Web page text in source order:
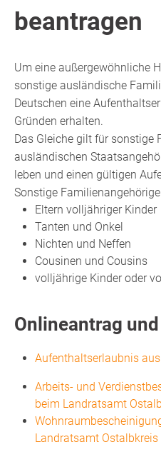
beantragen
Um eine außergewöhnliche
sonstige ausländische
Deutschen eine
Gründen erhalten.
Das Gleiche gilt für sonstige
ausländischen
leben und einen gültigen
Sonstige
Eltern volljähriger Kinder
Tanten und Onkel
Nichten und Neffen
Cousinen und Cousins
volljährige Kinder oder
Onlineantrag
Aufenthaltserlaubnis
Arbeits- und
beim Landratsamt
Landratsamt